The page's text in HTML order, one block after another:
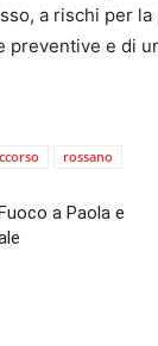
a rischi per
preventive e di
rossano
a Paola e